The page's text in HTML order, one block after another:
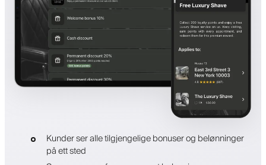
Kunder ser alle tilgjengelige bonuser og belønninger
på ett sted